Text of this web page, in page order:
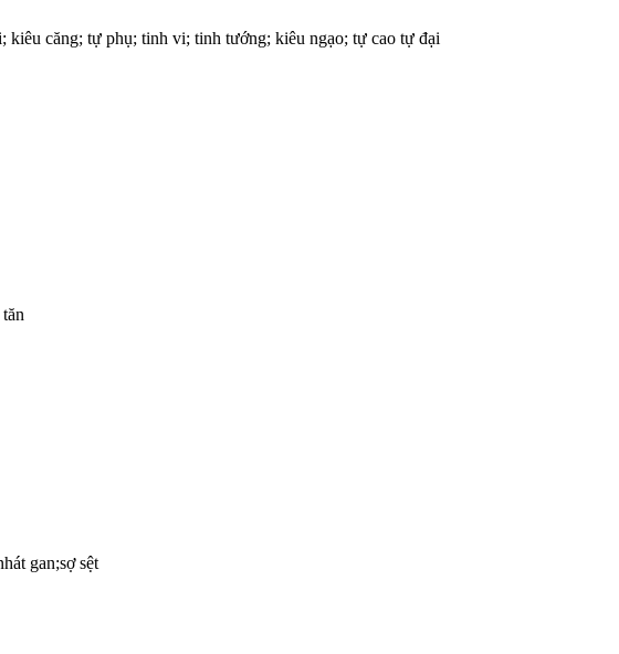
kiêu căng; tự phụ; tinh vi; tinh tướng; kiêu ngạo; tự cao tự đại
gan;sợ sệt